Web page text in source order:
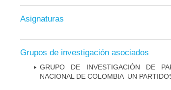
Asignaturas
Grupos de investigación asociados
GRUPO DE INVESTIGACIÓN DE
NACIONAL DE COLOMBIA ­ UN